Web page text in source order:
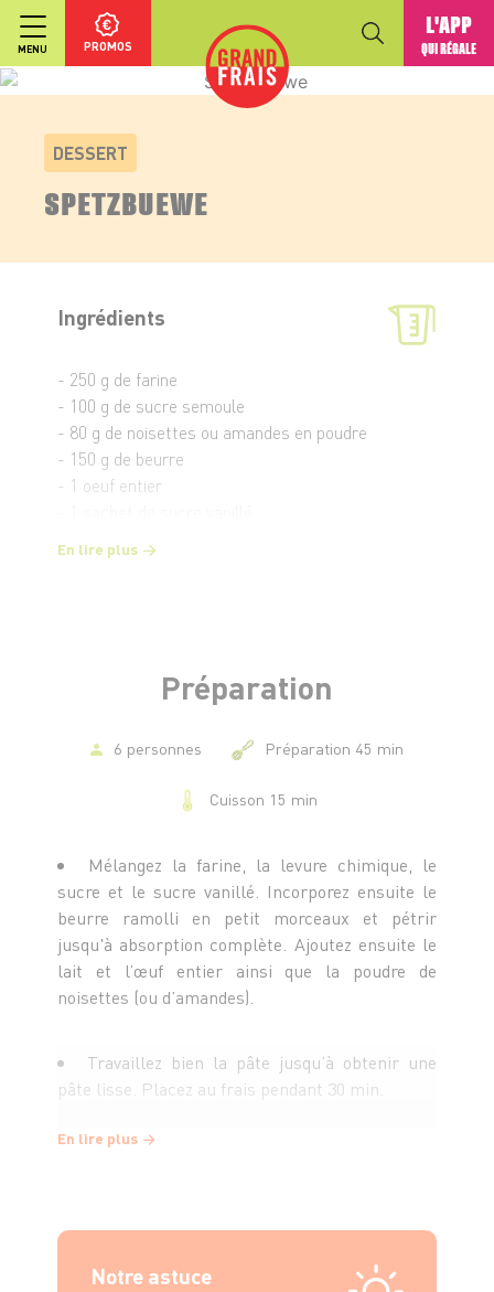
MENU PROMOS
L'APP
QUI RÉGALE
DESSERT
SPETZBUEWE
Ingrédients
- 250 g de farine
- 100 g de sucre semoule
- 80 g de noisettes ou amandes en poudre
- 150 g de beurre
- 1 oeuf entier
- 1 à 2 c. à s. de lait
En lire plus
Préparation
6 personnes Préparation 45 min
Cuisson 15 min
Mélangez la farine, la levure chimique, le
sucre et le sucre vanillé. Incorporez ensuite le
beurre ramolli en petit morceaux et pétrir
jusqu'à absorption complète. Ajoutez ensuite le
lait et l’œuf entier ainsi que la poudre de
noisettes (ou d’amandes).
Travaillez bien la pâte jusqu’à obtenir une
pâte lisse. Placez au frais pendant 30 min.
Étalez ensuite la pâte au rouleau : la pâte doit
et déposez les pièces obtenues sur une plaque à
En lire plus
Notre astuce